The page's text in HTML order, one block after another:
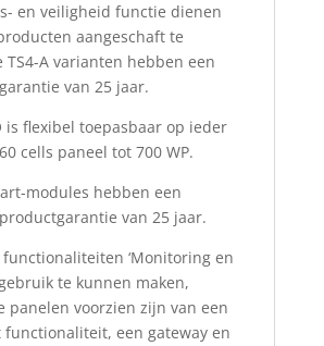
en veiligheid functie dienen
aangeschaft te
TS4-A varianten hebben een
van 25 jaar.
is flexibel toepasbaar op ieder
cells paneel tot 700 WP.
modules hebben een
van 25 jaar.
functionaliteiten ‘Monitoring en
te kunnen maken,
panelen voorzien zijn van een
functionaliteit, een gateway en